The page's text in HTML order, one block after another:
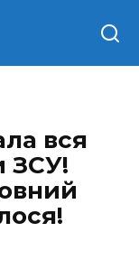
вся
ЗСУ!